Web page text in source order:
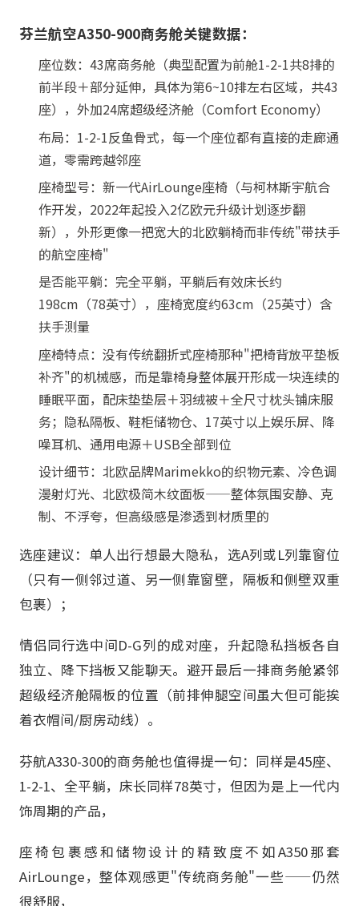
芬兰航空A350-900商务舱关键数据：
座位数：43席商务舱（典型配置为前舱1-2-1共8排的
前半段＋部分延伸，具体为第6~10排左右区域，共43
座），外加24席超级经济舱（Comfort Economy）
布局：1-2-1反鱼骨式，每一个座位都有直接的走廊通
道，零需跨越邻座
座椅型号：新一代AirLounge座椅（与柯林斯宇航合
作开发，2022年起投入2亿欧元升级计划逐步翻
新），外形更像一把宽大的北欧躺椅而非传统"带扶手
的航空座椅"
是否能平躺：完全平躺，平躺后有效床长约
198cm（78英寸），座椅宽度约63cm（25英寸）含
扶手测量
座椅特点：没有传统翻折式座椅那种"把椅背放平垫板
补齐"的机械感，而是靠椅身整体展开形成一块连续的
睡眠平面，配床垫垫层＋羽绒被＋全尺寸枕头铺床服
务；隐私隔板、鞋柜储物仓、17英寸以上娱乐屏、降
噪耳机、通用电源＋USB全部到位
设计细节：北欧品牌Marimekko的织物元素、冷色调
漫射灯光、北欧极简木纹面板——整体氛围安静、克
制、不浮夸，但高级感是渗透到材质里的
选座建议：单人出行想最大隐私，选A列或L列靠窗位
（只有一侧邻过道、另一侧靠窗壁，隔板和侧壁双重
包裹）；
情侣同行选中间D-G列的成对座，升起隐私挡板各自
独立、降下挡板又能聊天。避开最后一排商务舱紧邻
超级经济舱隔板的位置（前排伸腿空间虽大但可能挨
着衣帽间/厨房动线）。
芬航A330-300的商务舱也值得提一句：同样是45座、
1-2-1、全平躺，床长同样78英寸，但因为是上一代内
饰周期的产品，
座椅包裹感和储物设计的精致度不如A350那套
AirLounge，整体观感更"传统商务舱"一些——仍然
很舒服，